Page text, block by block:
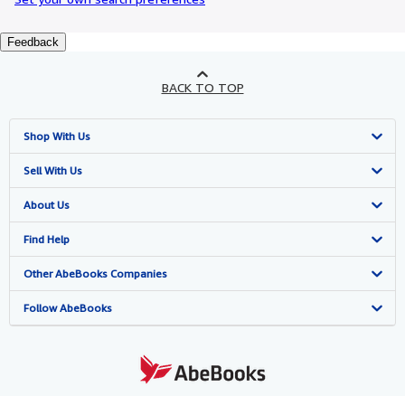
Feedback
BACK TO TOP
Shop With Us
Advanced Search
Browse Collections
My Account
My Orders
View Basket
Sell With Us
Start Selling
Join Our Affiliate Programme
Book Buyback
Refer a seller
About Us
About AbeBooks
Media
Careers
Find Help
Help
Customer Service
Other AbeBooks Companies
AbeBooks.com
Follow AbeBooks